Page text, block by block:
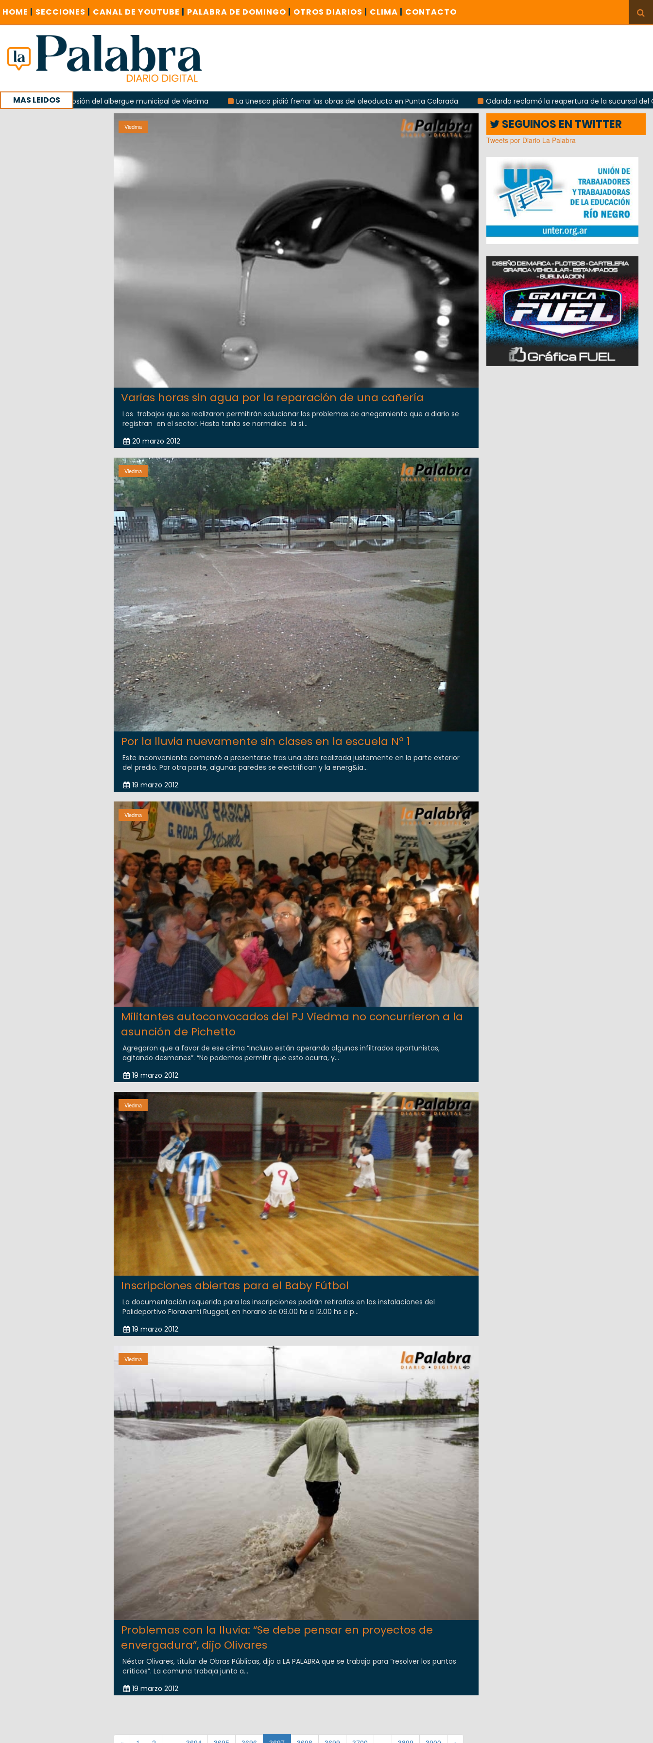
HOME | SECCIONES | CANAL DE YOUTUBE | PALABRA DE DOMINGO | OTROS DIARIOS | CLIMA | CONTACTO
MAS LEIDOS
explosión del albergue municipal de Viedma La Unesco pidió frenar las obras del oleoducto en Punta Colorada
Odarda reclamó la reapertura de la sucursal del Correo
con un encuentro provincial en Roca
Viedma
Varias horas sin agua por la reparación de una cañería
Los trabajos que se realizaron permitirán solucionar los problemas de anegamiento que a diario se
registran en el sector. Hasta tanto se normalice la si...
20 marzo 2012
Viedma
Por la lluvia nuevamente sin clases en la escuela Nº 1
Este inconveniente comenzó a presentarse tras una obra realizada justamente en la parte exterior
del predio. Por otra parte, algunas paredes se electrifican y la energ&ia...
19 marzo 2012
Viedma
Militantes autoconvocados del PJ Viedma no concurrieron a la
asunción de Pichetto
Agregaron que a favor de ese clima “incluso están operando algunos infiltrados oportunistas,
agitando desmanes”. “No podemos permitir que esto ocurra, y...
19 marzo 2012
Viedma
Inscripciones abiertas para el Baby Fútbol
La documentación requerida para las inscripciones podrán retirarlas en las instalaciones del
Polideportivo Fioravanti Ruggeri, en horario de 09.00 hs a 12.00 hs o p...
19 marzo 2012
Viedma
Problemas con la lluvia: “Se debe pensar en proyectos de
envergadura”, dijo Olivares
Néstor Olivares, titular de Obras Públicas, dijo a LA PALABRA que se trabaja para “resolver los puntos
críticos”. La comuna trabaja junto a...
19 marzo 2012
SEGUINOS EN TWITTER
Tweets por Diario La Palabra